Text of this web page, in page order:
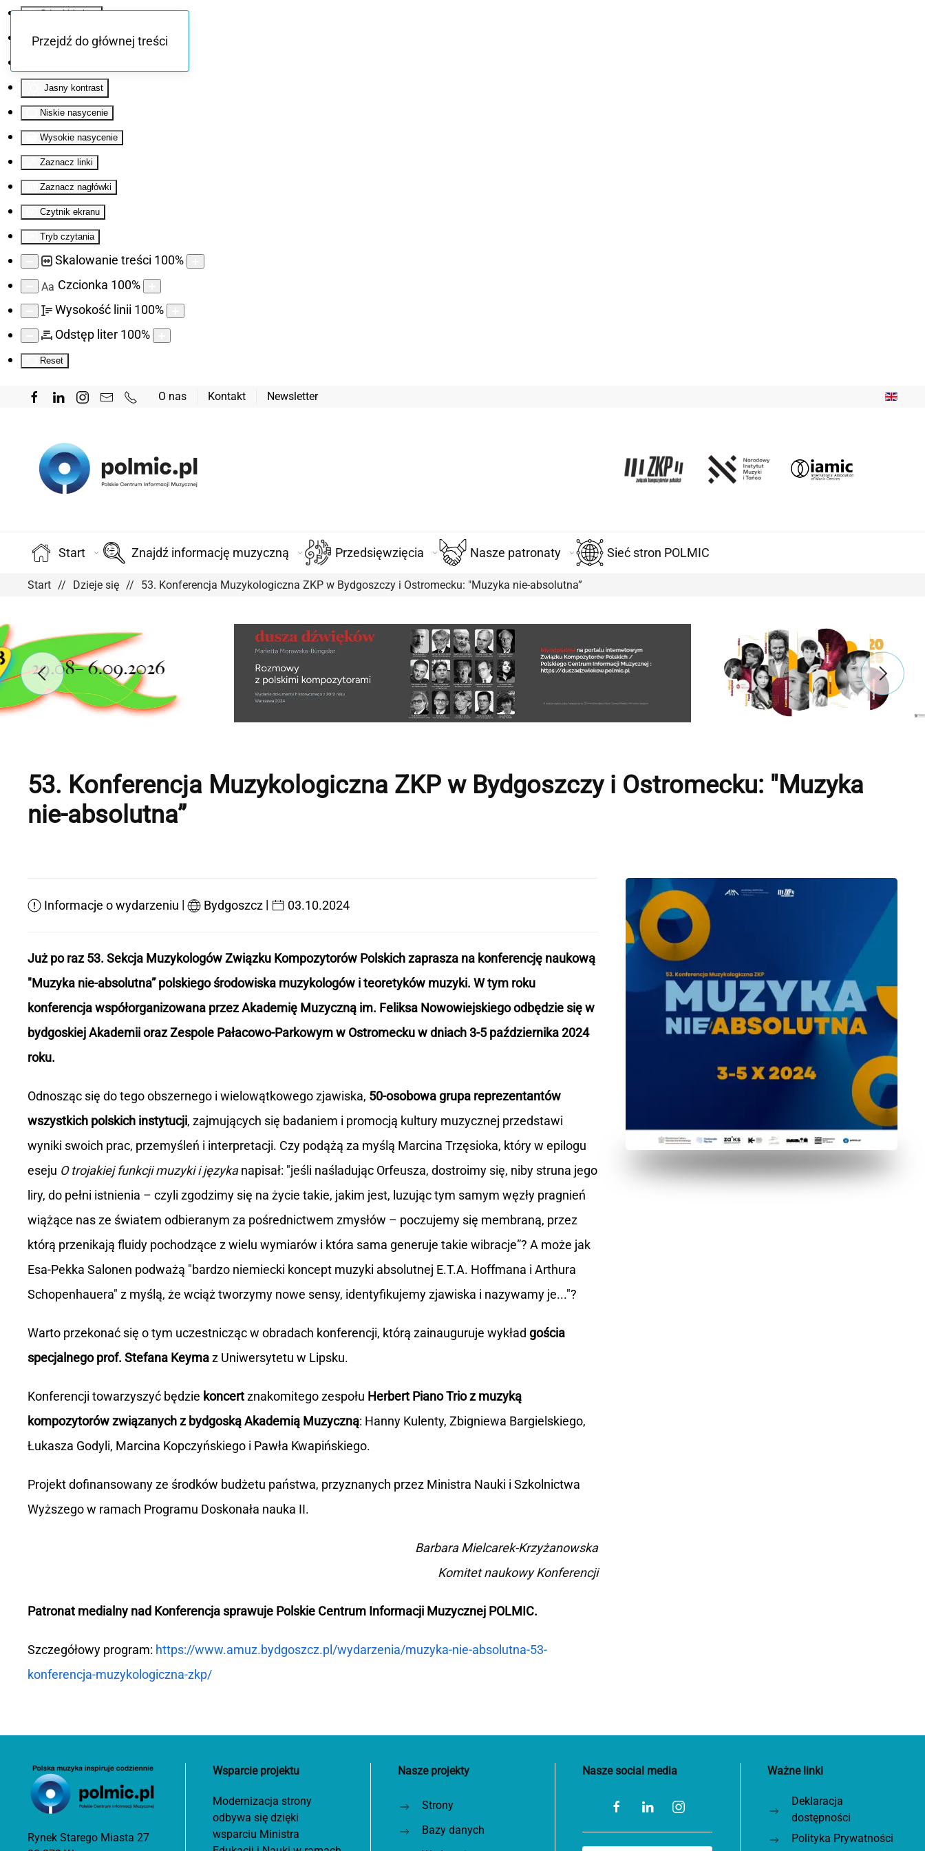
Odwróć kolory
Monochromatyczny
Jasny kontrast
Niskie nasycenie
Wysokie nasycenie
Zaznacz linki
Zaznacz nagłówki
Czytnik ekranu
Tryb czytania
Skalowanie treści 100%
Aa Czcionka 100%
Wysokość linii 100%
Odstęp liter 100%
Reset
Przejdź do głównej treści
O nas Kontakt Newsletter
Start Znajdź informację muzyczną Przedsięwzięcia Nasze patronaty Sieć stron POLMIC
Start Dzieje się 53. Konferencja Muzykologiczna ZKP w Bydgoszczy i Ostromecku: "Muzyka nie-absolutna”
53. Konferencja Muzykologiczna ZKP w Bydgoszczy i Ostromecku: "Muzyka
nie-absolutna”
Informacje o wydarzeniu | Bydgoszcz | 03.10.2024
Już po raz 53. Sekcja Muzykologów Związku Kompozytorów Polskich zaprasza na konferencję naukową
"Muzyka nie-absolutna” polskiego środowiska muzykologów i teoretyków muzyki. W tym roku
konferencja współorganizowana przez Akademię Muzyczną im. Feliksa Nowowiejskiego odbędzie się w
bydgoskiej Akademii oraz Zespole Pałacowo-Parkowym w Ostromecku w dniach 3-5 października 2024
roku.
Odnosząc się do tego obszernego i wielowątkowego zjawiska, 50-osobowa grupa reprezentantów
wszystkich polskich instytucji, zajmujących się badaniem i promocją kultury muzycznej przedstawi
wyniki swoich prac, przemyśleń i interpretacji. Czy podążą za myślą Marcina Trzęsioka, który w epilogu
eseju O trojakiej funkcji muzyki i językanapisał: "jeśli naśladując Orfeusza, dostroimy się, niby struna jego
liry, do pełni istnienia – czyli zgodzimy się na życie takie, jakim jest, luzując tym samym węzły pragnień
wiążące nas ze światem odbieranym za pośrednictwem zmysłów – poczujemy się membraną, przez
którą przenikają fluidy pochodzące z wielu wymiarów i która sama generuje takie wibracje”? A może jak
Esa-Pekka Salonen podważą "bardzo niemiecki koncept muzyki absolutnej E.T.A. Hoffmana i Arthura
Schopenhauera" z myślą, że wciąż tworzymy nowe sensy, identyfikujemy zjawiska i nazywamy je..."?
Warto przekonać się o tym uczestnicząc w obradach konferencji, którą zainauguruje wykład gościa
specjalnego prof. Stefana Keymaz Uniwersytetu w Lipsku.
Konferencji towarzyszyć będzie koncertznakomitego zespołu Herbert Piano Trio z muzyką
kompozytorów związanych z bydgoską Akademią Muzyczną: Hanny Kulenty, Zbigniewa Bargielskiego,
Łukasza Godyli, Marcina Kopczyńskiego i Pawła Kwapińskiego.
Projekt dofinansowany ze środków budżetu państwa, przyznanych przez Ministra Nauki i Szkolnictwa
Wyższego w ramach Programu Doskonała nauka II.
Barbara Mielcarek-Krzyżanowska
Komitet naukowy Konferencji
Patronat medialny nad Konferencja sprawuje Polskie Centrum Informacji Muzycznej POLMIC.
Szczegółowy program: https://www.amuz.bydgoszcz.pl/wydarzenia/muzyka-nie-absolutna-53-
konferencja-muzykologiczna-zkp/
Rynek Starego Miasta 27
Wsparcie projektu
Modernizacja strony
odbywa się dzięki
wsparciu Ministra
Nasze projekty
Strony
Bazy danych
Nasze social media Ważne linki
Deklaracja
dostępności
Polityka Prywatności